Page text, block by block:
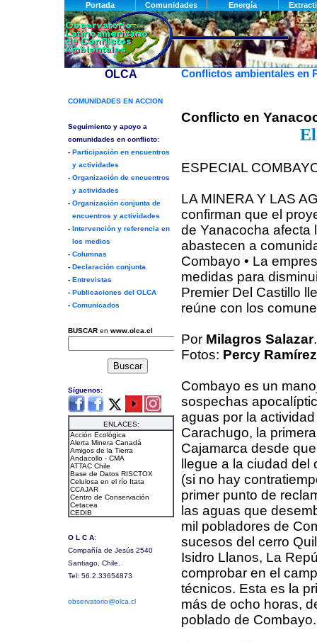
Conflictos ambientales en
Conflicto en
ESPECIAL
LA MINERA Y LAS
confirman que el
de Yanacocha afecta
abastecen a
Combayo • La
medidas para
Premier Del Castillo
reúne con los
Por Milagros Salazar
Fotos: Percy Ramírez
Combayo es un
sospechas
aguas por la
Carachugo, la
Cajamarca desde
llegue a la ciudad del
(si no hay
primer punto de
las aguas que
mil pobladores de
sucesos del cerro
Isidro Llanos, La
comprobar en el
técnicos. Esta es la
más de ocho horas,
poblado de Combayo.